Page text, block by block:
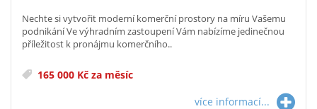
Nechte si vytvořit moderní komerční prostory na míru Vašemu
podnikání Ve výhradním zastoupení Vám nabízíme jedinečnou
příležitost k pronájmu komerčního..
165 000 Kč za měsíc
více informací...